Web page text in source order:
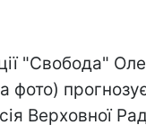
"Свобода"
фото)
Верховної